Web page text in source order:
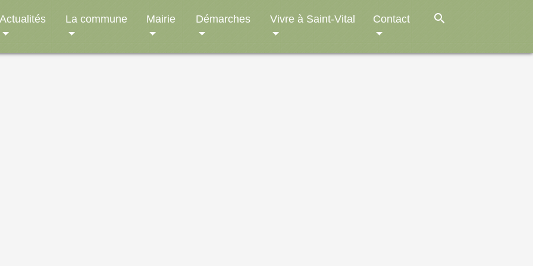
Actualités La commune Mairie Démarches Vivre à Saint-Vital Contact search